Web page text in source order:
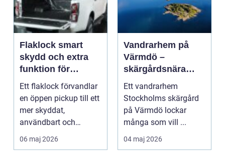
Flaklock smart
skydd och extra
funktion för
pickupen
Ett flaklock förvandlar
en öppen pickup till ett
mer skyddat,
användbart och
lugnare arbetsredskap.
06 maj 2026
Vandrarhem på
Värmdö –
skärgårdsnära
boende för natur,
äventyr och
återhämtning
Ett vandrarhem
Stockholms skärgård
på Värmdö lockar
många som vill ...
04 maj 2026